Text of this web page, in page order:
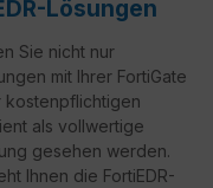
Lösungen
Sie nicht nur
mit Ihrer FortiGate
kostenpflichtigen
als vollwertige
gesehen werden.
Ihnen die FortiEDR-